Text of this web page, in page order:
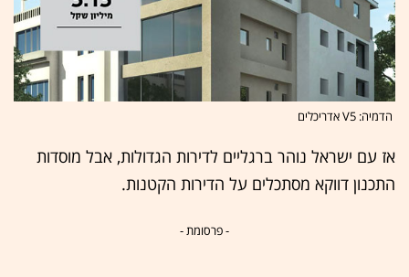
הדמיה: V5 אדריכלים
אז עם ישראל נוהר ברגליים לדירות הגדולות, אבל מוסדות
התכנון דווקא מסתכלים על הדירות הקטנות.
- פרסומת -